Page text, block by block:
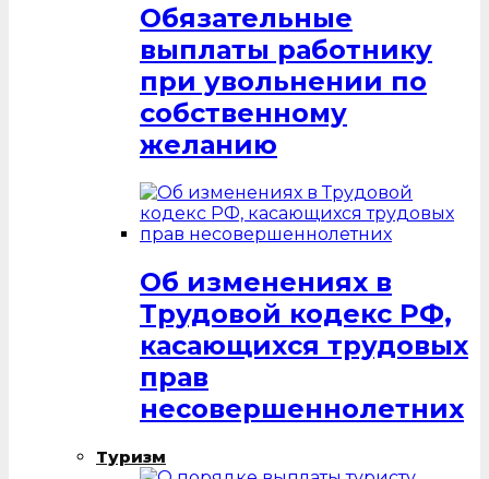
Обязательные
выплаты работнику
при увольнении по
собственному
желанию
Об изменениях в
Трудовой кодекс РФ,
касающихся трудовых
прав
несовершеннолетних
Туризм